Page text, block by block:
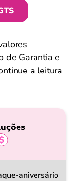
de Garantia e
a leitura
aniversário